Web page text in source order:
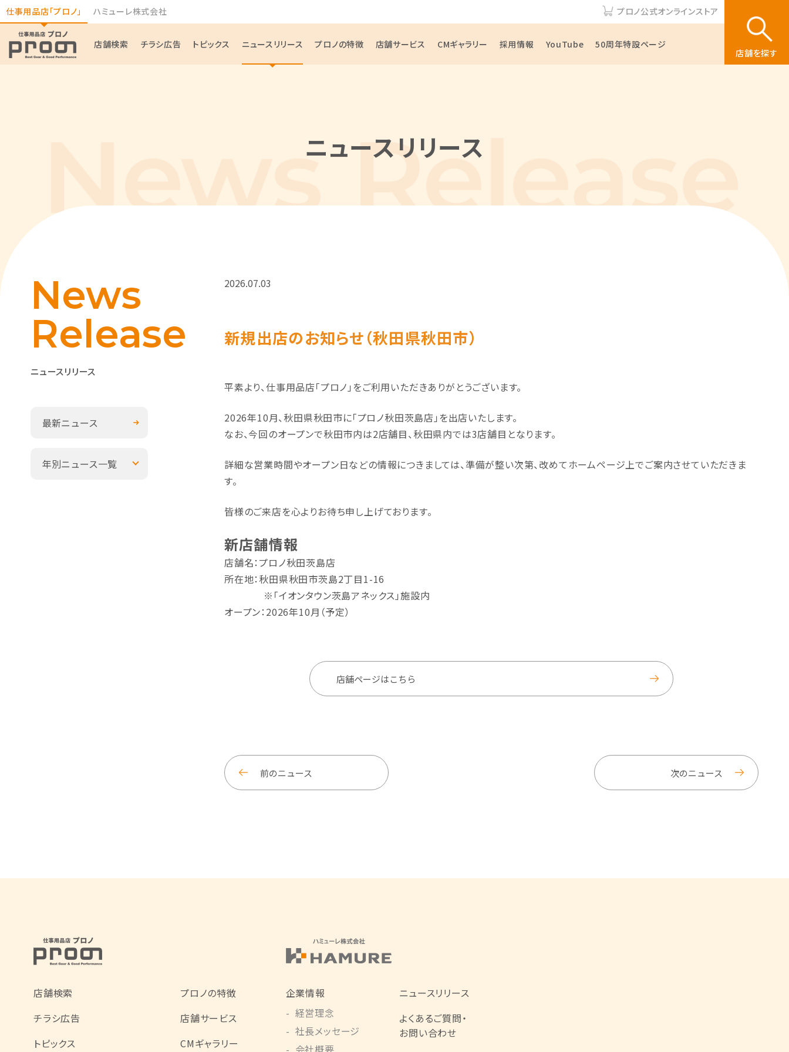
仕事用品店「プロノ」 ハミューレ株式会社 プロノ公式オンラインストア
店舗検索 チラシ広告 トピックス ニュースリリース プロノの特徴 店舗サービス CMギャラリー 採用情報 YouTube 50周年特設ページ
店舗を探す
ニュースリリース
ニュースリリース
News
Release
最新ニュース
年別ニュース一覧
2026.07.03
新規出店のお知らせ（秋田県秋田市）
平素より、仕事用品店「プロノ」をご利用いただきありがとうございます。
2026年10月、秋田県秋田市に「プロノ秋田茨島店」を出店いたします。
なお、今回のオープンで秋田市内は2店舗目、秋田県内では3店舗目となります。
詳細な営業時間やオープン日などの情報につきましては、準備が整い次第、改めてホームページ上でご案内させていただきま
す。
皆様のご来店を心よりお待ち申し上げております。
新店舗情報
店舗名：プロノ秋田茨島店
所在地：秋田県秋田市茨島2丁目1-16
※「イオンタウン茨島アネックス」施設内
オープン：2026年10月（予定）
店舗ページはこちら
前のニュース 次のニュース
店舗検索
チラシ広告
トピックス
プロノの特徴
店舗サービス
CMギャラリー
企業情報
経営理念
社長メッセージ
会社概要
ニュースリリース
よくあるご質問・
お問い合わせ